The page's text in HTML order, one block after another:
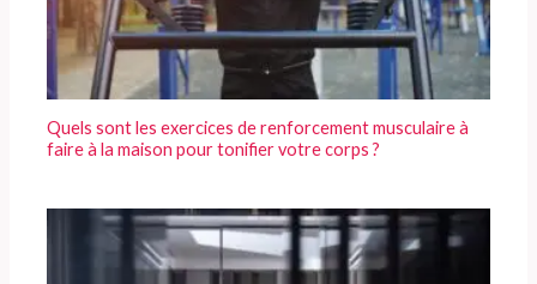
Quels sont les exercices de renforcement musculaire à
faire à la maison pour tonifier votre corps ?